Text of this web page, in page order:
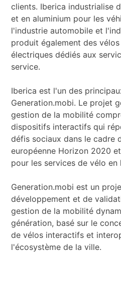
clients. Iberica industrialise
et en aluminium pour les
l'industrie automobile et
produit également des
électriques dédiés aux
service.
Iberica est l'un des
Generation.mobi. Le projet
gestion de la mobilité
dispositifs interactifs qui
défis sociaux dans le cadre
européenne Horizon 2020
pour les services de vélo en
Generation.mobi est un
développement et de
gestion de la mobilité
génération, basé sur le
de vélos interactifs et
l'écosystème de la ville.